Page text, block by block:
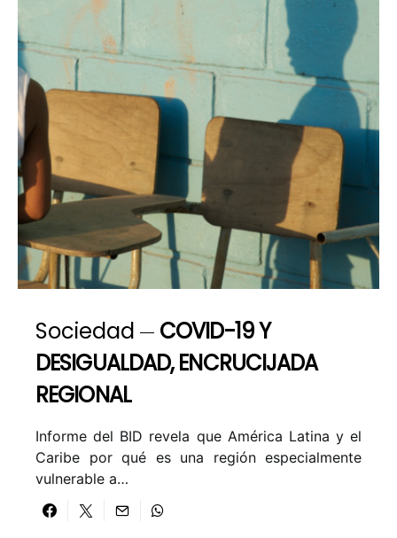
Sociedad
COVID-19 Y
DESIGUALDAD, ENCRUCIJADA
REGIONAL
Informe del BID revela que América Latina y el
Caribe por qué es una región especialmente
vulnerable a…